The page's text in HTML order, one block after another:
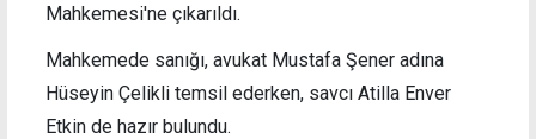
Mahkemesi'ne çıkarıldı.
Mahkemede sanığı, avukat Mustafa Şener adına
Hüseyin Çelikli temsil ederken, savcı Atilla Enver
Etkin de hazır bulundu.